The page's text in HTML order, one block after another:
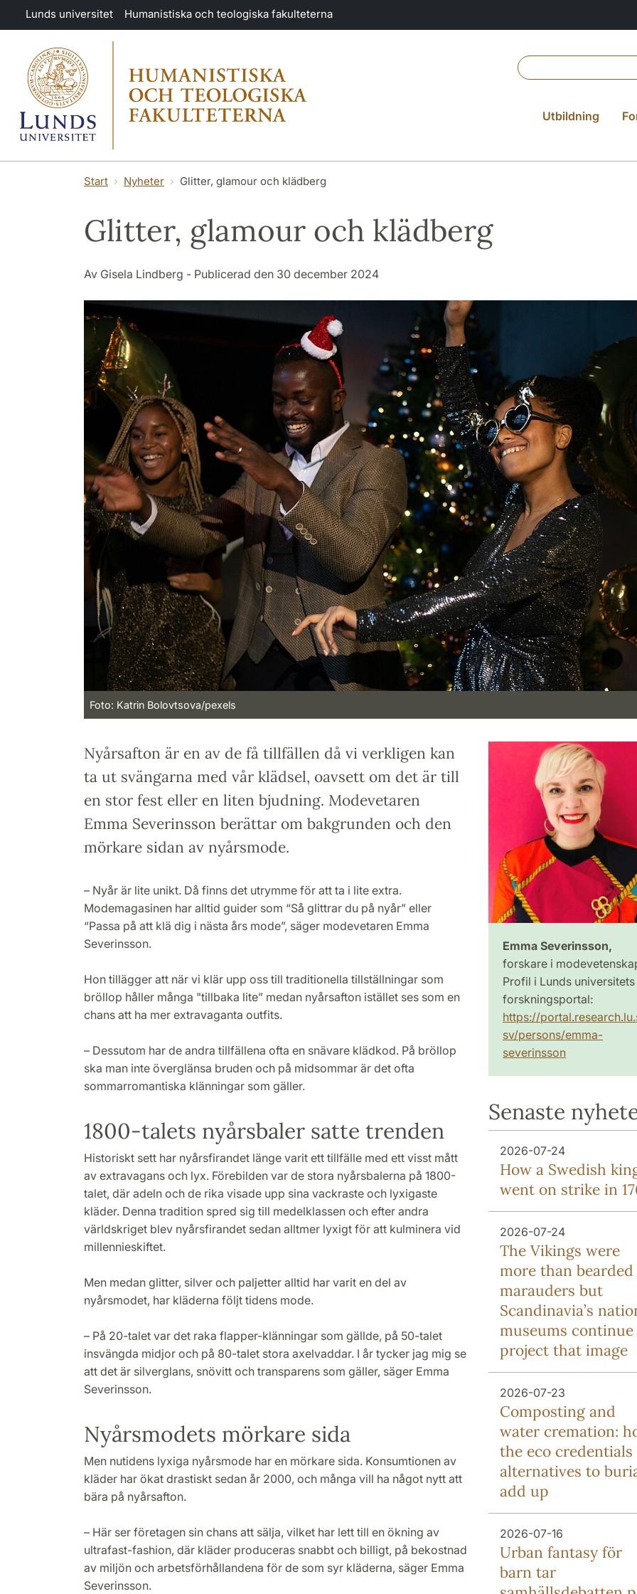
Hoppa till huvudinnehåll
Lunds universitet Humanistiska och teologiska fakulteterna
Utbildning
Start Nyheter Glitter, glamour och klädberg
Glitter, glamour och klädberg
Av Gisela Lindberg - Publicerad den 30 december 2024
Foto: Katrin Bolovtsova/pexels
Nyårsafton är en av de få tillfällen då vi verkligen kan
ta ut svängarna med vår klädsel, oavsett om det är till
en stor fest eller en liten bjudning. Modevetaren
Emma Severinsson berättar om bakgrunden och den
mörkare sidan av nyårsmode.
– Nyår är lite unikt. Då finns det utrymme för att ta i lite extra.
Modemagasinen har alltid guider som “Så glittrar du på nyår” eller
“Passa på att klä dig i nästa års mode”, säger modevetaren Emma
Severinsson.
Hon tillägger att när vi klär upp oss till traditionella tillställningar som
bröllop håller många "tillbaka lite” medan nyårsafton istället ses som en
chans att ha mer extravaganta outfits.
– Dessutom har de andra tillfällena ofta en snävare klädkod. På bröllop
ska man inte överglänsa bruden och på midsommar är det ofta
sommarromantiska klänningar som gäller.
1800-talets nyårsbaler satte trenden
Historiskt sett har nyårsfirandet länge varit ett tillfälle med ett visst mått
av extravagans och lyx. Förebilden var de stora nyårsbalerna på 1800-
talet, där adeln och de rika visade upp sina vackraste och lyxigaste
kläder. Denna tradition spred sig till medelklassen och efter andra
världskriget blev nyårsfirandet sedan alltmer lyxigt för att kulminera vid
millennieskiftet.
Men medan glitter, silver och paljetter alltid har varit en del av
nyårsmodet, har kläderna följt tidens mode.
– På 20-talet var det raka flapper-klänningar som gällde, på 50-talet
insvängda midjor och på 80-talet stora axelvaddar. I år tycker jag mig se
att det är silverglans, snövitt och transparens som gäller, säger Emma
Severinsson.
Nyårsmodets mörkare sida
Men nutidens lyxiga nyårsmode har en mörkare sida. Konsumtionen av
kläder har ökat drastiskt sedan år 2000, och många vill ha något nytt att
bära på nyårsafton.
– Här ser företagen sin chans att sälja, vilket har lett till en ökning av
ultrafast-fashion, där kläder produceras snabbt och billigt, på bekostnad
av miljön och arbetsförhållandena för de som syr kläderna, säger Emma
Severinsson.
Emma Severinsson,
forskare i
Profil i Lunds universitets
forskningsportal:
https://
sv/persons/emma-
severinsson
Senaste
2026-07-24
How a Swedish
went on strike in
2026-07-24
The Vikings were
more than bearded
marauders but
Scandinavia’s
museums
project that image
2026-07-23
Composting and
water cremation:
the eco credentials
alternatives to
add up
2026-07-16
Urban fantasy för
barn tar